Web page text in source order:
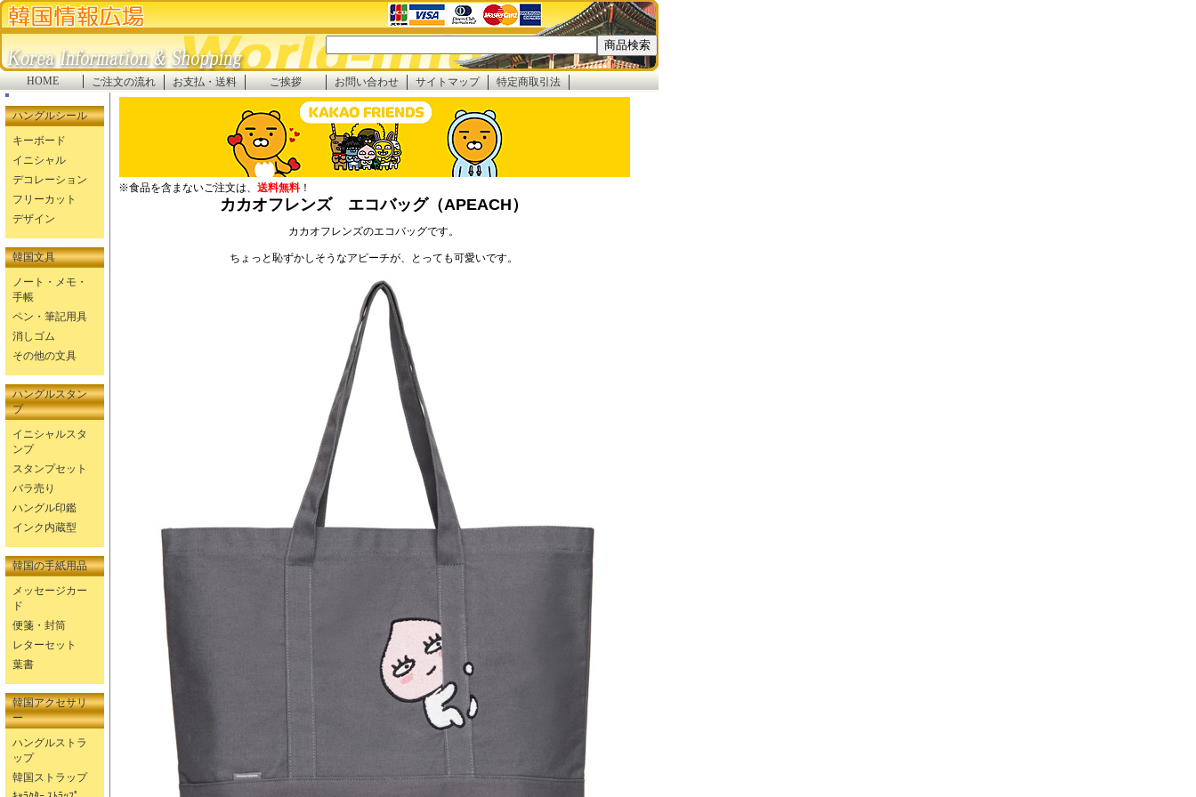
HOME ご注文の流れ お支払・送料 ご挨拶 お問い合わせ サイトマップ 特定商取引法
ハングルシール
キーボード
イニシャル
デコレーション
フリーカット
デザイン
韓国文具
ノート・メモ・
手帳
ペン・筆記用具
消しゴム
その他の文具
ハングルスタン
プ
イニシャルスタ
ンプ
スタンプセット
バラ売り
ハングル印鑑
インク内蔵型
韓国の手紙用品
メッセージカー
ド
便箋・封筒
レターセット
葉書
韓国アクセサリ
ー
ハングルストラ
ップ
韓国ストラップ
※食品を含まないご注文は、 送料無料 ！
カカオフレンズ エコバッグ（APEACH）
カカオフレンズのエコバッグです。
ちょっと恥ずかしそうなアピーチが、とっても可愛いです。